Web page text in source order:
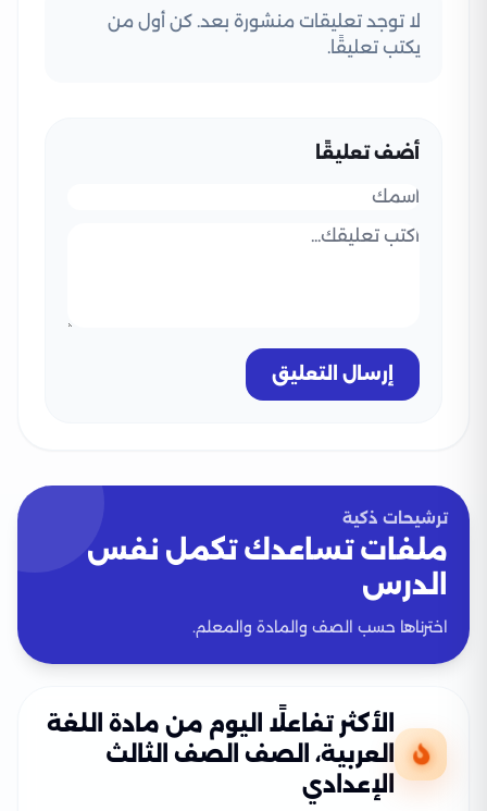
لا توجد تعليقات منشورة بعد. كن أول من
يكتب تعليقًا.
أضف تعليقًا
إرسال التعليق
ترشيحات ذكية
ملفات تساعدك تكمل نفس
الدرس
اخترناها حسب الصف والمادة والمعلم.
الأكثر تفاعلًا اليوم من مادة اللغة
العربية، الصف الصف الثالث
الإعدادي